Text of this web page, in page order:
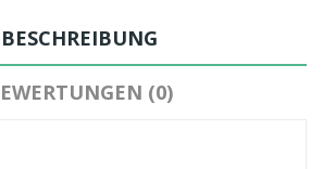
BESCHREIBUNG
(0)